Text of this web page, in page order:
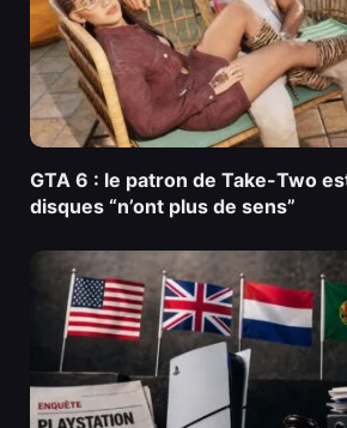
GTA 6 : le patron de Take-Two
disques “n’ont plus de sens”